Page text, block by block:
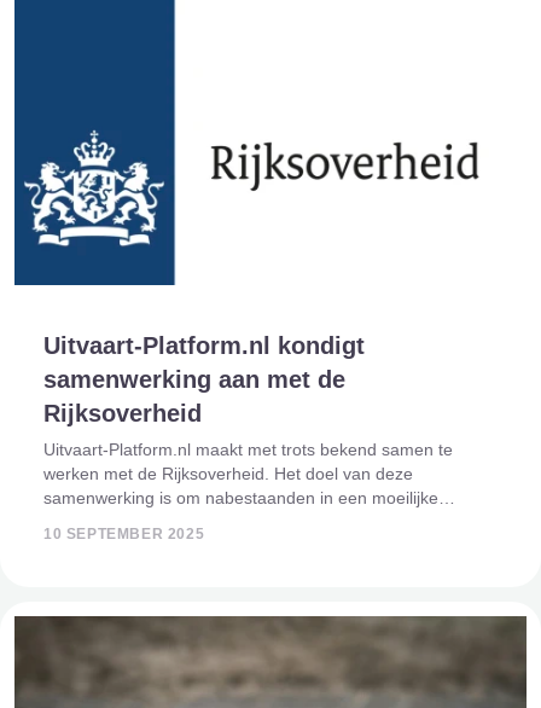
Uitvaart-Platform.nl kondigt
samenwerking aan met de
Rijksoverheid
Uitvaart-Platform.nl maakt met trots bekend samen te
werken met de Rijksoverheid. Het doel van deze
samenwerking is om nabestaanden in een moeilijke
10 SEPTEMBER 2025